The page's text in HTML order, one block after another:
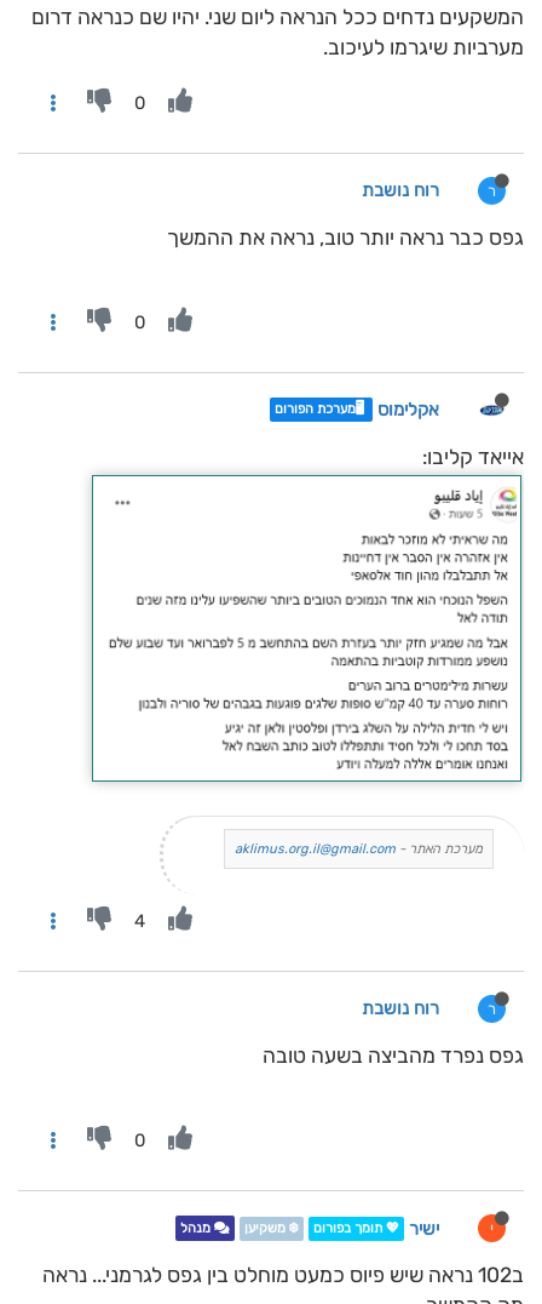
המשקעים נדחים ככל הנראה ליום שני. יהיו שם כנראה דרום
מערביות שיגרמו לעיכוב.
0
ר רוח נושבת
גפס כבר נראה יותר טוב, נראה את ההמשך
0
אקלימוס 🖥️מערכת הפורום
אייאד קליבו:
מערכת האתר - aklimus.org.il@gmail.com
4
ר רוח נושבת
גפס נפרד מהביצה בשעה טובה
0
י ישיר 💖 תומך בפורום ❄️ משקיען מנהל
ב102 נראה שיש פיוס כמעט מוחלט בין גפס לגרמני... נראה